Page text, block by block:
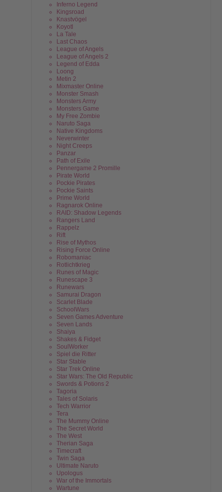
Inferno Legend
Kingsroad
Knastvögel
Koyotl
La Tale
Last Chaos
League of Angels
League of Angels 2
Legend of Edda
Loong
Metin 2
Mixmaster Online
Monster Smash
Monsters Army
Monsters Game
My Free Zombie
Naruto Saga
Native Kingdoms
Neverwinter
Night Creeps
Panzar
Path of Exile
Pennergame 2 Promille
Pirate World
Pockie Pirates
Pockie Saints
Prime World
Ragnarok Online
RAID: Shadow Legends
Rangers Land
Rappelz
Rift
Rise of Mythos
Rising Force Online
Robomaniac
Rotlichtkrieg
Runes of Magic
Runescape 3
Runewars
Samurai Dragon
Scarlet Blade
SchoolWars
Seven Games Adventure
Seven Lands
Shaiya
Shakes & Fidget
SoulWorker
Spiel die Ritter
Star Stable
Star Trek Online
Star Wars: The Old Republic
Swords & Potions 2
Tagoria
Tales of Solaris
Tech Warrior
Tera
The Mummy Online
The Secret World
The West
Therian Saga
Timecraft
Twin Saga
Ultimate Naruto
Upologus
War of the Immortals
Wartune